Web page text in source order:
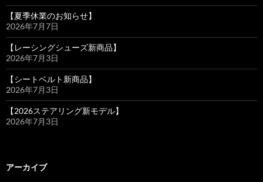
【夏季休業のお知らせ】
2026年7月7日
【レーシングシューズ新商品】
2026年7月3日
【シートベルト新商品】
2026年7月3日
【2026ステアリング新モデル】
2026年7月3日
アーカイブ